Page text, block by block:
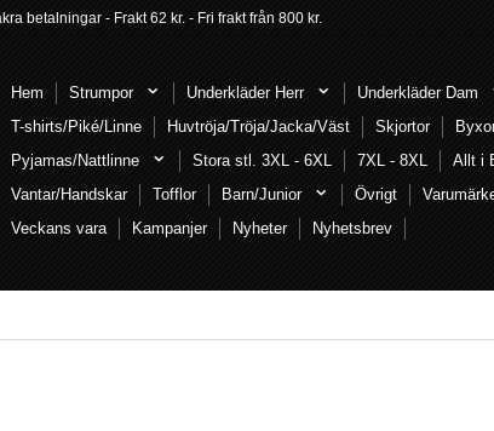
betalningar - Frakt 62 kr. - Fri frakt från 800 kr.
Hem Strumpor Underkläder Herr
Underkläder Dam
T-shirts/Piké/Linne
Huvtröja/Tröja/Jacka/Väst Skjortor
Pyjamas/Nattlinne
Stora stl. 3XL - 6XL 7XL - 8XL
Allt i
Vantar/Handskar
Tofflor Barn/Junior Övrigt
Veckans vara
Kampanjer Nyheter Nyhetsbrev